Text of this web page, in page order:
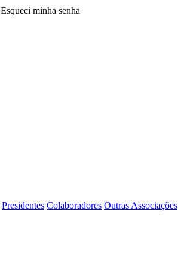
Esqueci minha senha
Presidentes Colaboradores Outras Associações